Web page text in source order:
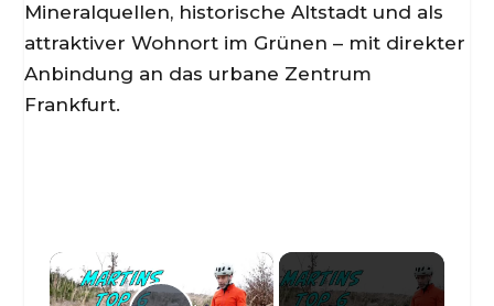
Mineralquellen, historische Altstadt und als
attraktiver Wohnort im Grünen – mit direkter
Anbindung an das urbane Zentrum
Frankfurt.
×